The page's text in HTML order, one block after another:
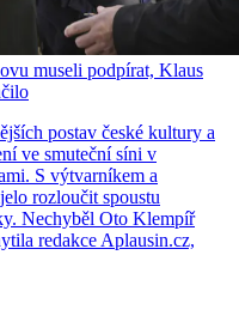
museli podpírat, Klaus
postav české kultury a
ve smuteční síni v
S výtvarníkem a
rozloučit spoustu
Nechyběl Oto Klempíř
redakce Aplausin.cz,